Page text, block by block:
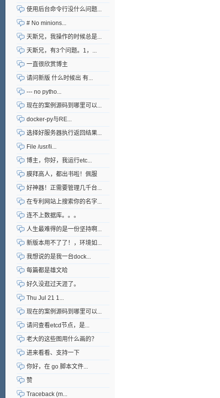
使用后台命令行没什么问题...
# No minions...
天斯兄，我操作的时候总是...
天斯兄，有3个问题。1，...
一直很欣赏博主
请问新版 什么时候出 有...
--- no pytho...
现在的案例源码到哪里可以...
docker-py与RE...
选择好服务器执行返回结果...
File /usr/li...
博主，你好，我运行etc...
膜拜高人，都出书啦！佩服
好神器！正需要管理几千台...
在专利网站上搜索你的名字...
连不上数据库。。。
人生最难得的是一份坚持啊...
新版本用不了了！，环境如...
我想说的是我一台dock...
每篇都是雄文哈
好久没逛过天涯了。
Thu Jul 21 1...
现在的案例源码到哪里可以...
请问查看etcd节点，是...
老大的这些图用什么画的？
进来看看、支持一下
你好，在 go 脚本文件...
赞
Traceback (m...